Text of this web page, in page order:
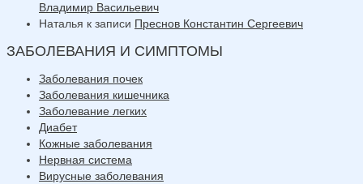
Владимир Васильевич
Наталья к записи Преснов Константин Сергеевич
ЗАБОЛЕВАНИЯ И СИМПТОМЫ
Заболевания почек
Заболевания кишечника
Заболевание легких
Диабет
Кожные заболевания
Нервная система
Вирусные заболевания